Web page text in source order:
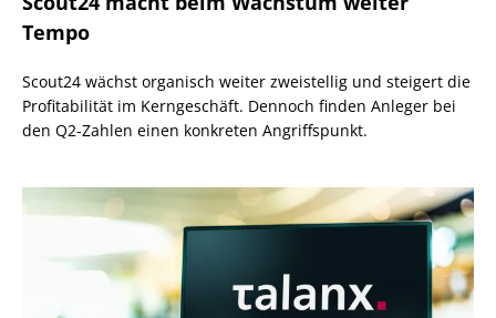
Tempo
Scout24 wächst organisch weiter zweistellig und steigert die
Profitabilität im Kerngeschäft. Dennoch finden Anleger bei
den Q2-Zahlen einen konkreten Angriffspunkt.